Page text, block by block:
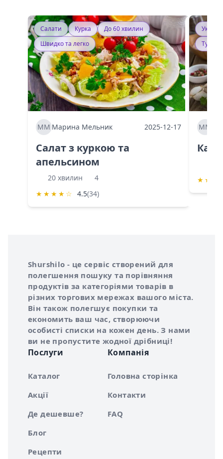
Салати Курка
До 60 хвилин
Швидко та легко
ММ Марина Мельник 2025-12-17
Салат з куркою та
апельсином
20 хвилин
4
★ ★ ★ ★ ☆ 4.5(34)
ММ
★ ★
Про сервіс Shurshilo
Shurshilo - це сервіс створений для
полегшення пошуку та порівняння
продуктів за категоріями товарів в
різних торгових мережах вашого міста.
Він також полегшує покупки та
економить ваш час, створюючи
особисті списки на кожен день. З нами
ви не пропустите жодної дрібниці!
Послуги
Каталог
Акції
Де дешевше?
Блог
Рецепти
Компанія
Головна сторінка
Контакти
FAQ